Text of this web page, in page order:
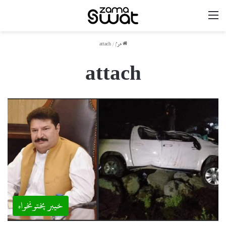
ھوم /
attach
attach
خیبر پختونخواہ